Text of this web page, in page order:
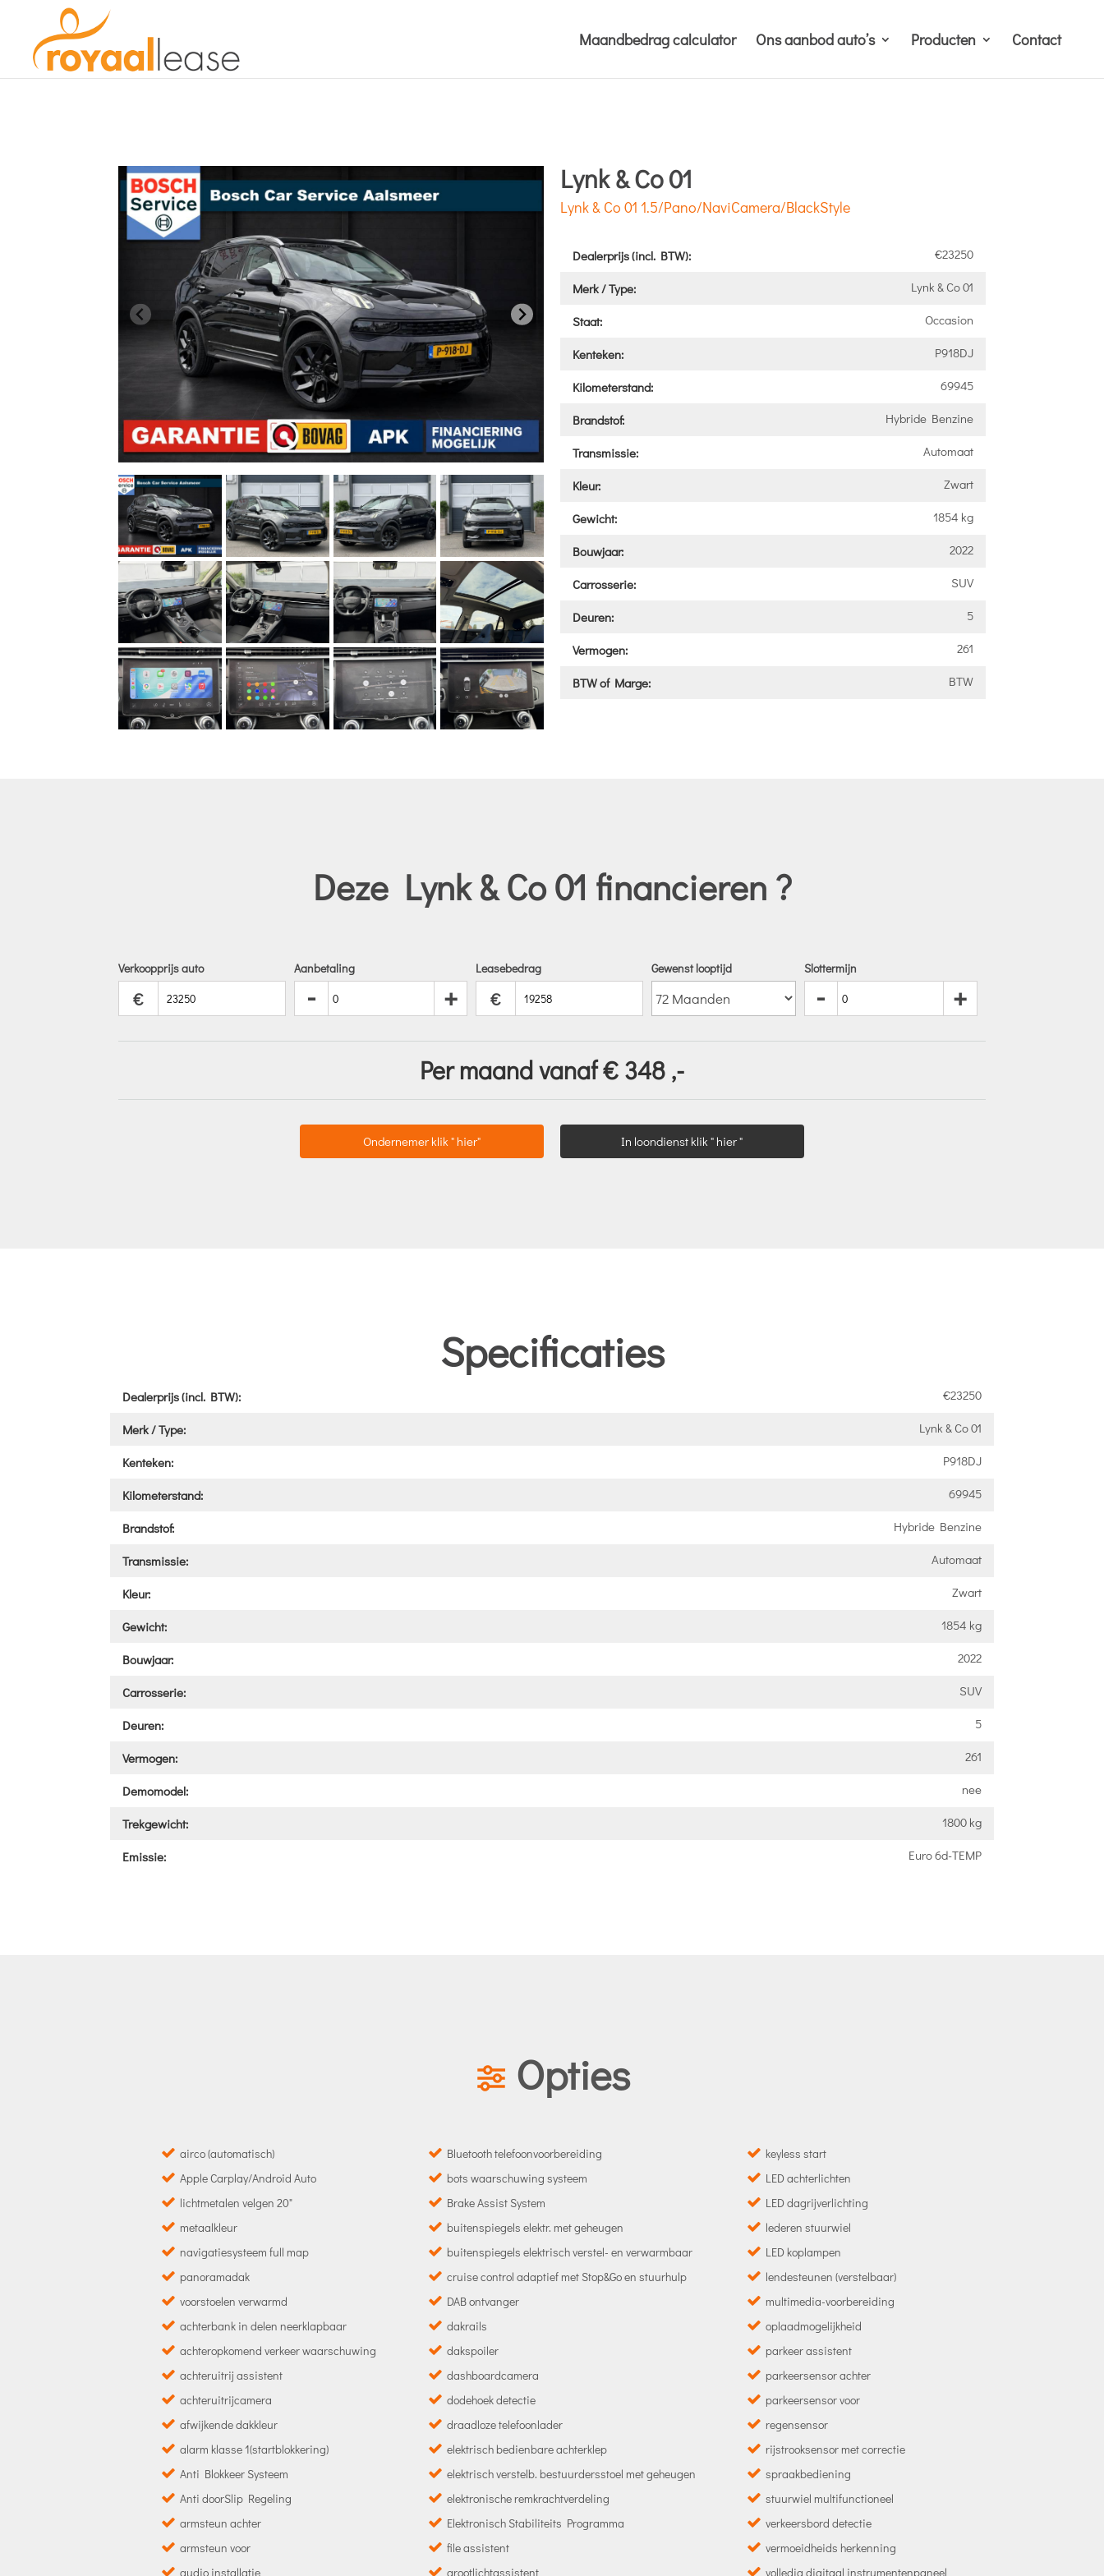
Maandbedrag calculator Ons aanbod auto’s Producten Contact
Lynk & Co 01
Lynk & Co 01 1.5/Pano/NaviCamera/BlackStyle
Dealerprijs (incl. BTW): €23250
Merk / Type: Lynk & Co 01
Staat: Occasion
Kenteken: P918DJ
Kilometerstand: 69945
Brandstof: Hybride Benzine
Transmissie: Automaat
Kleur: Zwart
Gewicht: 1854 kg
Bouwjaar: 2022
Carrosserie: SUV
Deuren: 5
Vermogen: 261
BTW of Marge: BTW
Deze Lynk & Co 01 financieren ?
Verkoopprijs auto
€
Aanbetaling
- +
Leasebedrag
€
Gewenst looptijd Slottermijn
- +
Per maand vanaf € 348 ,-
Ondernemer klik " hier" In loondienst klik " hier "
Specificaties
Dealerprijs (incl. BTW): €23250
Merk / Type: Lynk & Co 01
Kenteken: P918DJ
Kilometerstand: 69945
Brandstof: Hybride Benzine
Transmissie: Automaat
Kleur: Zwart
Gewicht: 1854 kg
Bouwjaar: 2022
Carrosserie: SUV
Deuren: 5
Vermogen: 261
Demomodel: nee
Trekgewicht: 1800 kg
Emissie: Euro 6d-TEMP
Opties
airco (automatisch)
Apple Carplay/Android Auto
lichtmetalen velgen 20"
metaalkleur
navigatiesysteem full map
panoramadak
voorstoelen verwarmd
achterbank in delen neerklapbaar
achteropkomend verkeer waarschuwing
achteruitrij assistent
achteruitrijcamera
afwijkende dakkleur
alarm klasse 1(startblokkering)
Anti Blokkeer Systeem
Anti doorSlip Regeling
armsteun achter
armsteun voor
audio installatie
Bluetooth telefoonvoorbereiding
bots waarschuwing systeem
Brake Assist System
buitenspiegels elektr. met geheugen
buitenspiegels elektrisch verstel- en verwarmbaar
cruise control adaptief met Stop&Go en stuurhulp
DAB ontvanger
dakrails
dakspoiler
dashboardcamera
dodehoek detectie
draadloze telefoonlader
elektrisch bedienbare achterklep
elektrisch verstelb. bestuurdersstoel met geheugen
elektronische remkrachtverdeling
Elektronisch Stabiliteits Programma
file assistent
grootlichtassistent
keyless start
LED achterlichten
LED dagrijverlichting
lederen stuurwiel
LED koplampen
lendesteunen (verstelbaar)
multimedia-voorbereiding
oplaadmogelijkheid
parkeer assistent
parkeersensor achter
parkeersensor voor
regensensor
rijstrooksensor met correctie
spraakbediening
stuurwiel multifunctioneel
verkeersbord detectie
vermoeidheids herkenning
volledig digitaal instrumentenpaneel